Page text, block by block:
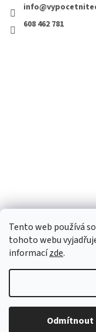
Tento web používá
tohoto webu
informacízde.
Odmítnout
608 462 781
Copyright 2026